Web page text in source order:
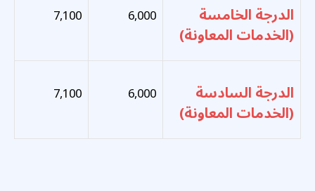
الدرجة الخامسة
(الخدمات المعاونة)
6,000
7,100
الدرجة السادسة
(الخدمات المعاونة)
6,000
7,100